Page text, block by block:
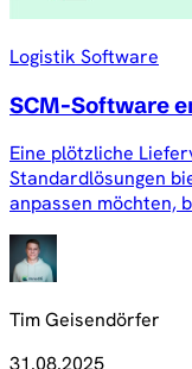
Logistik Software
SCM-Software
Eine plötzliche
Standardlösungen
anpassen möchten,
Tim Geisendörfer